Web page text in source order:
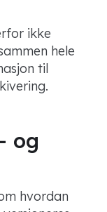
ikke
hele
til
og
hvordan